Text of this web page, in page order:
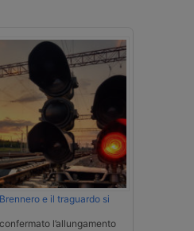
e il traguardo si
l’allungamento